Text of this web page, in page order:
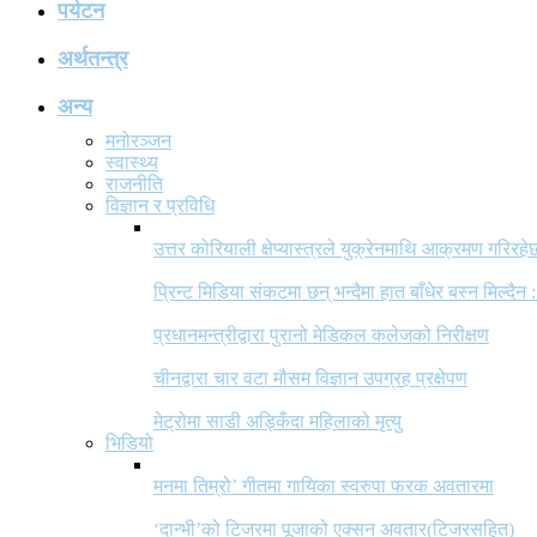
पर्यटन
अर्थतन्त्र
अन्य
मनोरञ्जन
स्वास्थ्य
राजनीति
विज्ञान र प्रविधि
उत्तर कोरियाली क्षेप्यास्त्रले युक्रेनमाथि आक्रमण
प्रिन्ट मिडिया संकटमा छन् भन्दैमा हात बाँधेर बस्न मिल्दैन
प्रधानमन्त्रीद्वारा पुरानो मेडिकल कलेजको निरीक्षण
चीनद्वारा चार वटा मौसम विज्ञान उपग्रह प्रक्षेपण
मेट्रोमा साडी अड्किँदा महिलाको मृत्यु
भिडियो
मनमा तिम्रो’ गीतमा गायिका स्वरुपा फरक अवतारमा
‘दान्भी’को टिजरमा पूजाको एक्सन अवतार(टिजरसहित)